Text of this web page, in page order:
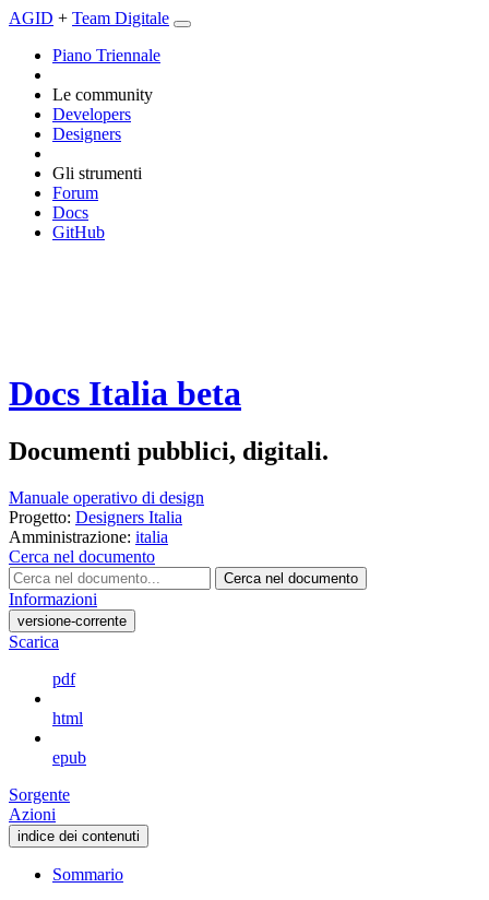
AGID + Team Digitale
Piano Triennale
Le community
Developers
Designers
Gli strumenti
Forum
Docs
GitHub
Docs Italia beta
Documenti pubblici, digitali.
Manuale operativo di design
Progetto: Designers Italia
Amministrazione: italia
Cerca nel documento
Cerca nel documento
Informazioni
versione-corrente
Scarica
pdf
html
epub
Sorgente
Azioni
indice dei contenuti
Sommario